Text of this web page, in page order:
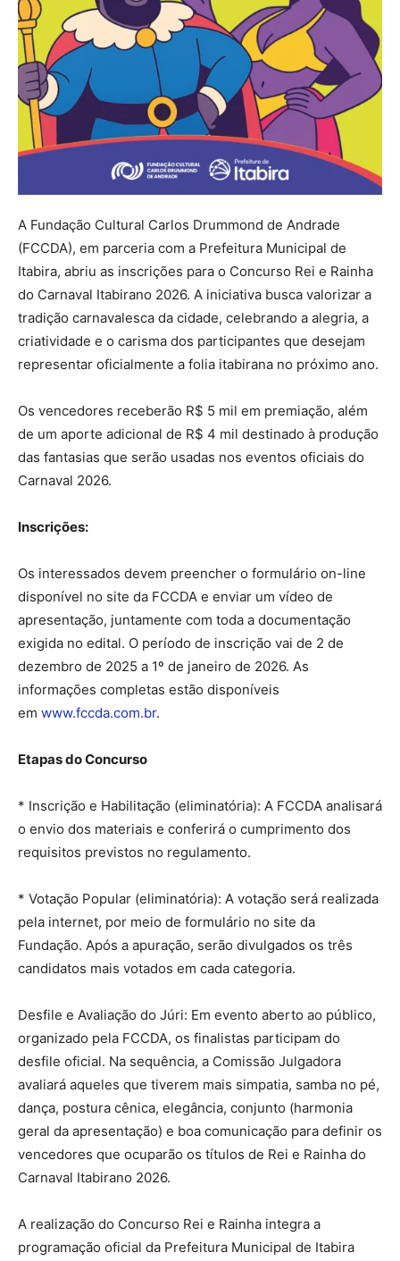
A Fundação Cultural Carlos Drummond de Andrade
(FCCDA), em parceria com a Prefeitura Municipal de
Itabira, abriu as inscrições para o Concurso Rei e Rainha
do Carnaval Itabirano 2026. A iniciativa busca valorizar a
tradição carnavalesca da cidade, celebrando a alegria, a
criatividade e o carisma dos participantes que desejam
representar oficialmente a folia itabirana no próximo ano.
Os vencedores receberão R$ 5 mil em premiação, além
de um aporte adicional de R$ 4 mil destinado à produção
das fantasias que serão usadas nos eventos oficiais do
Carnaval 2026.
Inscrições:
Os interessados devem preencher o formulário on-line
disponível no site da FCCDA e enviar um vídeo de
apresentação, juntamente com toda a documentação
exigida no edital. O período de inscrição vai de 2 de
dezembro de 2025 a 1º de janeiro de 2026. As
informações completas estão disponíveis
em www.fccda.com.br.
Etapas do Concurso
* Inscrição e Habilitação (eliminatória): A FCCDA analisará
o envio dos materiais e conferirá o cumprimento dos
requisitos previstos no regulamento.
* Votação Popular (eliminatória): A votação será realizada
pela internet, por meio de formulário no site da
Fundação. Após a apuração, serão divulgados os três
candidatos mais votados em cada categoria.
Desfile e Avaliação do Júri: Em evento aberto ao público,
organizado pela FCCDA, os finalistas participam do
desfile oficial. Na sequência, a Comissão Julgadora
avaliará aqueles que tiverem mais simpatia, samba no pé,
dança, postura cênica, elegância, conjunto (harmonia
geral da apresentação) e boa comunicação para definir os
vencedores que ocuparão os títulos de Rei e Rainha do
Carnaval Itabirano 2026.
A realização do Concurso Rei e Rainha integra a
programação oficial da Prefeitura Municipal de Itabira